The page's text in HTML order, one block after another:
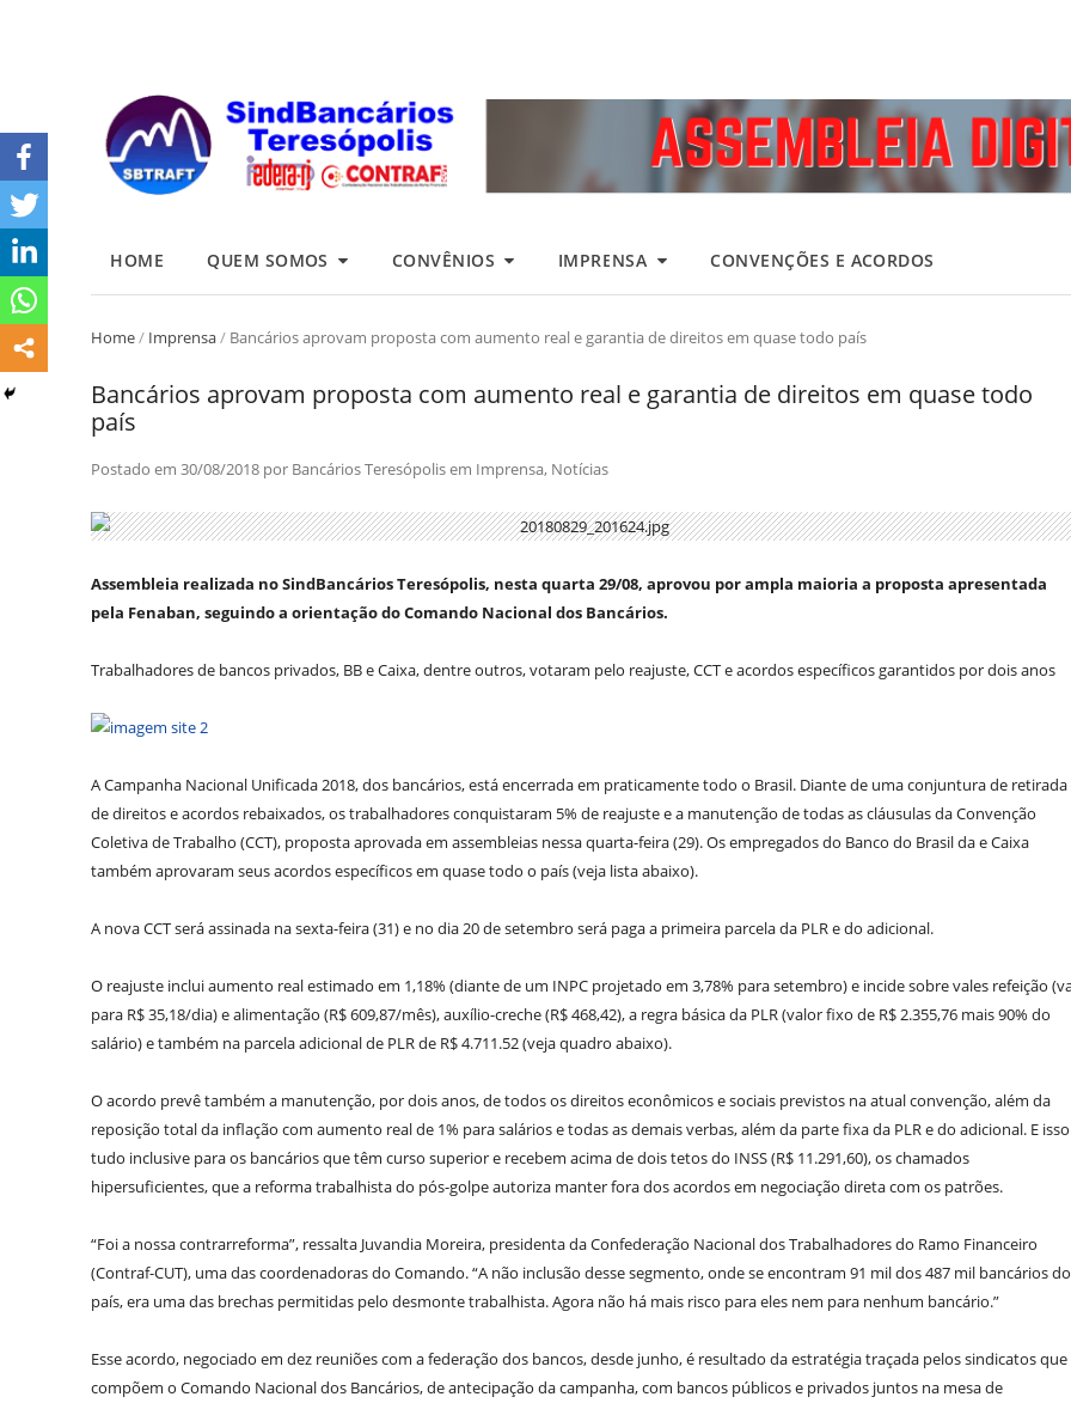
HOME QUEM SOMOS CONVÊNIOS IMPRENSA CONVENÇÕES E ACORDOS
Home/ Imprensa/ Bancários aprovam proposta com aumento real e garantia de direitos em quase todo país
Bancários aprovam proposta com aumento real e garantia de direitos em quase todo
país
Postado em 30/08/2018 por Bancários Teresópolisem Imprensa, Notícias
Assembleia realizada no SindBancários Teresópolis, nesta quarta 29/08, aprovou por ampla maioria a proposta apresentada
pela Fenaban, seguindo a orientação do Comando Nacional dos Bancários.
Trabalhadores de bancos privados, BB e Caixa, dentre outros, votaram pelo reajuste, CCT e acordos específicos garantidos por dois anos
A Campanha Nacional Unificada 2018, dos bancários, está encerrada em praticamente todo o Brasil. Diante de uma conjuntura de retirada
de direitos e acordos rebaixados, os trabalhadores conquistaram 5% de reajuste e a manutenção de todas as cláusulas da Convenção
Coletiva de Trabalho (CCT), proposta aprovada em assembleias nessa quarta-feira (29). Os empregados do Banco do Brasil da e Caixa
também aprovaram seus acordos específicos em quase todo o país (veja lista abaixo).
A nova CCT será assinada na sexta-feira (31) e no dia 20 de setembro será paga a primeira parcela da PLR e do adicional.
O reajuste inclui aumento real estimado em 1,18% (diante de um INPC projetado em 3,78% para setembro) e incide sobre vales refeição
para R$ 35,18/dia) e alimentação (R$ 609,87/mês), auxílio-creche (R$ 468,42), a regra básica da PLR (valor fixo de R$ 2.355,76 mais 90% do
salário) e também na parcela adicional de PLR de R$ 4.711.52 (veja quadro abaixo).
O acordo prevê também a manutenção, por dois anos, de todos os direitos econômicos e sociais previstos na atual convenção, além da
reposição total da inflação com aumento real de 1% para salários e todas as demais verbas, além da parte fixa da PLR e do adicional. E isso
tudo inclusive para os bancários que têm curso superior e recebem acima de dois tetos do INSS (R$ 11.291,60), os chamados
hipersuficientes, que a reforma trabalhista do pós-golpe autoriza manter fora dos acordos em negociação direta com os patrões.
“Foi a nossa contrarreforma”, ressalta Juvandia Moreira, presidenta da Confederação Nacional dos Trabalhadores do Ramo Financeiro
(Contraf-CUT), uma das coordenadoras do Comando. “A não inclusão desse segmento, onde se encontram 91 mil dos 487 mil bancários do
país, era uma das brechas permitidas pelo desmonte trabalhista. Agora não há mais risco para eles nem para nenhum bancário.”
Esse acordo, negociado em dez reuniões com a federação dos bancos, desde junho, é resultado da estratégia traçada pelos sindicatos que
compõem o Comando Nacional dos Bancários, de antecipação da campanha, com bancos públicos e privados juntos na mesa de